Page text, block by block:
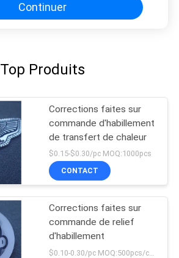
Continuer
Top Produits
Corrections faites sur
commande d'habillement
de transfert de chaleur
$0.15-$0.30/pc MOQ:1000pcs
CONTACT
Corrections faites sur
commande de relief
d'habillement
$0.10-0.30/pc MOQ:500pcs/color